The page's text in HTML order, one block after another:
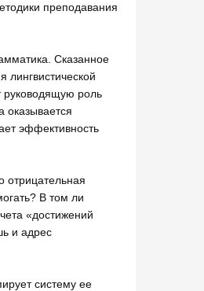
преподавания
Сказанное
руководящую роль
оказывается
эффективность
отрицательная
В том ли
«достижений
и адрес
систему ее